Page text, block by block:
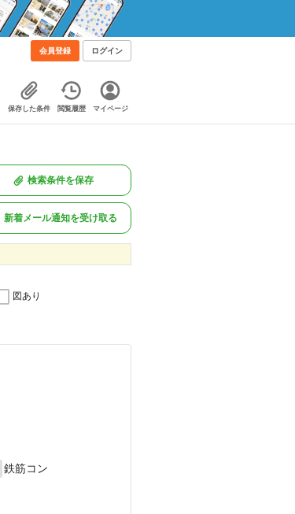
会員登録 ログイン
保存した条件 閲覧履歴 マイページ
検索条件を保存
新着メール通知を受け取る
図あり
鉄筋コン